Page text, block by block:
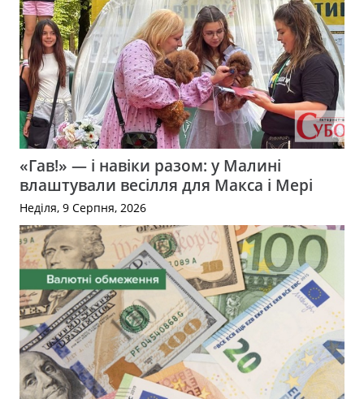
«Гав!» — і навіки разом: у Малині
влаштували весілля для Макса і Мері
Неділя, 9 Серпня, 2026